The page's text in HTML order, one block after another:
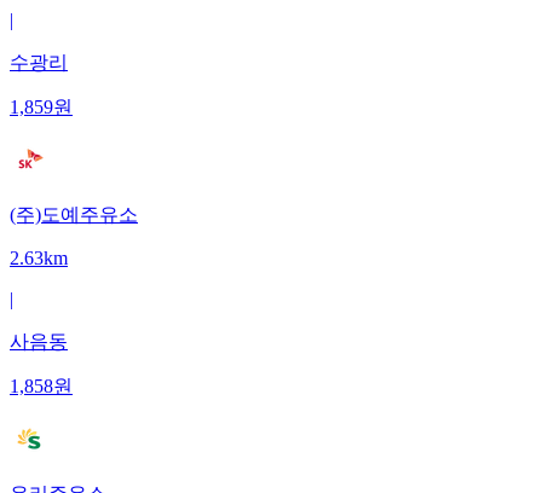
|
수광리
1,859원
(주)도예주유소
2.63km
|
사음동
1,858원